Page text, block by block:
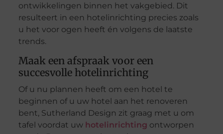
ontwikkelingen binnen het vakgebied. Dit
resulteert in een hotelinrichting precies zoals
u het voor ogen heeft én volgens de laatste
trends.
Maak een afspraak voor een
succesvolle hotelinrichting
Of u nu plannen heeft om een hotel te
beginnen of u uw hotel aan het renoveren
bent, Sutherland Design zit graag met u om
tafel voordat uw hotelinrichting ontworpen